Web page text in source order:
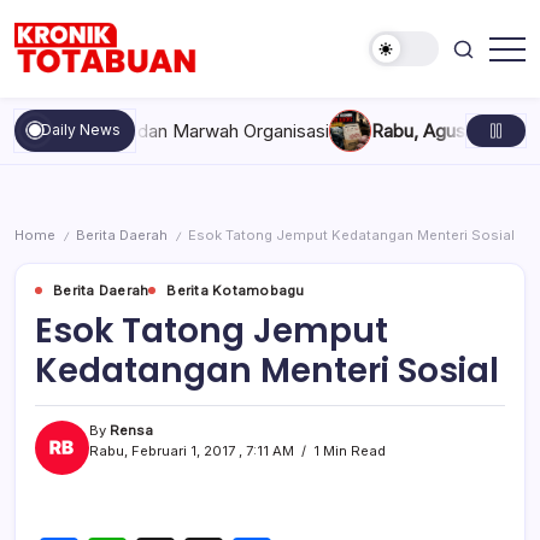
content
Totabuan
hari
ini
Kronik
Daily News
dan Marwah Organisasi Rabu, Agustus 5, 2026 ,
Home / Berita Daerah / Esok Tatong Jemput Kedatangan Menteri Sosial
Berita Daerah Berita Kotamobagu
Esok Tatong Jemput
Kedatangan Menteri Sosial
By Rensa
Rabu, Februari 1, 2017 , 7:11 AM
1 Min Read